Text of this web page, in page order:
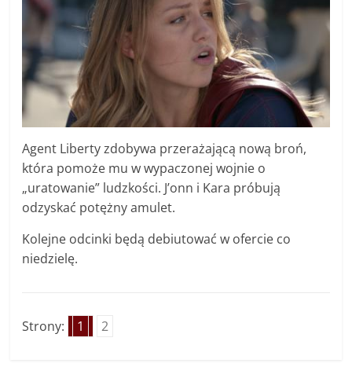
Agent Liberty zdobywa przerażającą nową broń,
która pomoże mu w wypaczonej wojnie o
„uratowanie” ludzkości. J’onn i Kara próbują
odzyskać potężny amulet.
Kolejne odcinki będą debiutować w ofercie co
niedzielę.
Strony: 1 2